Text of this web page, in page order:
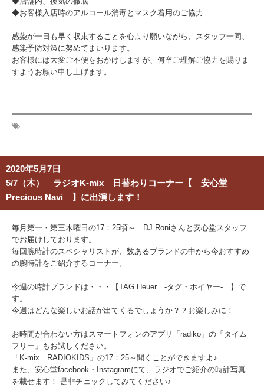
◆お客様入店時のアルコール消毒とマスク着用のご協力
感染が一日も早く収束することを心より願いながら、スタッフ一同、
感染予防対策に努めてまいります。
お客様には大変ご不便をおかけしますが、何卒ご理解ご協力を賜りま
すようお願い申し上げます。
2020年5月7日
5/7（木） ラジオK-mix 日替わりコーナー【 安心堂
Precious Navi 】に出演します！
毎月第一・第三木曜日の17：25頃～ DJ Roniさんと安心堂スタッフ
でお届けしております。
毎回腕時計のスペシャリストが、数あるブランドの中から今おすすめ
の腕時計をご紹介するコーナー。
今週の時計ブランドは・・・【TAG Heuer -タグ・ホイヤー- 】で
す。
今週はどんな楽しいお話が出てくるでしょうか？？お楽しみに！
お時間が合わない方はスマートフォンのアプリ「radiko」の「タイム
フリー」もお試しください。
「K-mix RADIOKIDS」の17：25～聞くことができますよ♪
また、安心堂facebook・Instagramにて、ラジオでご紹介の時計写真
を載せます！ 是非チェックしてみてください♪